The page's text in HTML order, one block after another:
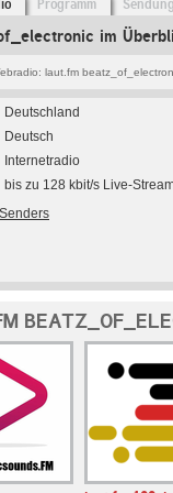
Programm
im
laut.fm
Deutschland
Deutsch
Internetradio
bis zu 128 kbit/s Live-